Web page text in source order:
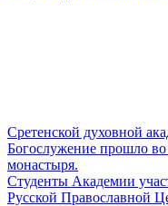
Сретенской духовной
Богослужение прошло
монастыря.
​​Студенты Академии
Русской Православной